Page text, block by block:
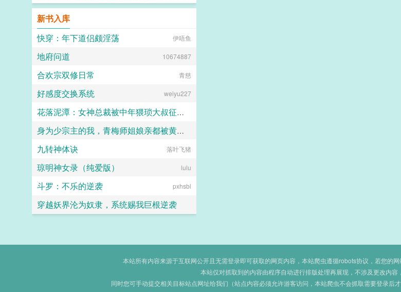
新书入库
快穿：年下道侣颇淫荡
伊唔鱼
地府问道 10674887
合欢宗双修日常 青慈
好感度交换系统 weiyu227
花落泥潭：女神总裁被中年猥琐大叔征服沦为母狗孕妻
身为少宗主的我，青梅师姐娘亲都被黄毛牛走了
江南大刀2012
九转神体诀 落叶飞猪
琼明神女录（纯爱版） lulu
斗罗：不乐的逆袭 pxhsbl
穿越妖界沦为奴隶，系统赐我巨根逆袭
本站所有内容来源于互联网公开且无需登录即可获取的网页内容，本站爬虫遵循robots协议，若您的
本站仅对抓取到的内容由程序自动进行排版处理再展现，不涉及更改内容
同时您可手动提交相关目标站点网址给我们（站点内容必须允许游客访问，本站爬虫不会抓取需要登录后